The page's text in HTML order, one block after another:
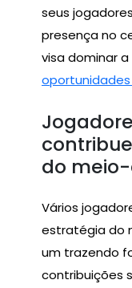
seus
presença no
visa dominar
do
Vários
estratégia do
um trazendo
contribuições